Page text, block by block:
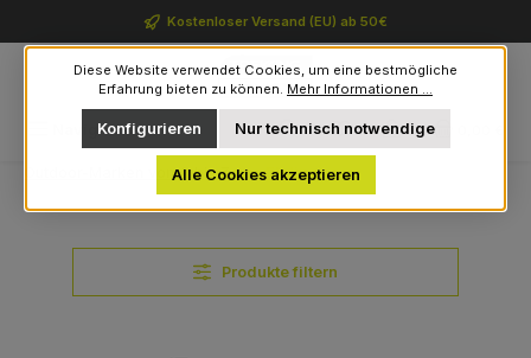
Zum Hauptinhalt springenKostenloser Versand (EU) ab 50€
Navigation Du hast 0 Produkte auf
Outdoor-Marken von A bis Z Elkline
Produkte filtern
Diese Website verwendet Cookies, um eine bestmögliche
Erfahrung bieten zu können. Mehr Informationen ...
Nur technisch notwendige
Konfigurieren
Alle Cookies akzeptieren